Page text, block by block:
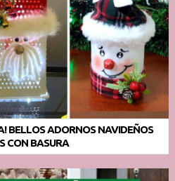
BELLOS ADORNOS NAVIDEÑOS
CON BASURA